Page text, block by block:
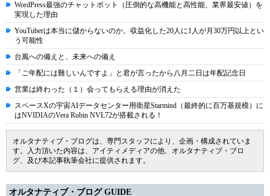
WordPress最強のチャットボット（圧倒的な高機能と高性能、業界最安値）を
実現した理由
YouTuberは本当に儲からないのか。収益化した20人に1人が月30万円以上とい
う可能性
台風への備えと、未来への備え
「ご年配には難しいんですよ」と君が言ったから八月二日は年配記念日
営業は終わった（１）会ってもらえる理由が消えた
スペースXの宇宙AIデータセンター用衛星Starmind（最終的に百万基規模）に
はNVIDIAのVera Rubin NVL72が搭載される！
オルタナティブ・ブログは、専門スタッフにより、企画・構成されていま
す。入力頂いた内容は、アイティメディアの他、オルタナティブ・ブロ
グ、及び本記事執筆会社に提供されます。
オルタナティブ・ブログ GUIDE